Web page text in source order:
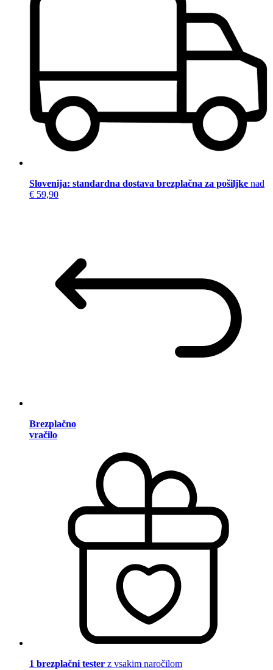
Slovenija: standardna dostava brezplačna za pošiljke nad
€ 59,90
Brezplačno
vračilo
1 brezplačni tester z vsakim naročilom